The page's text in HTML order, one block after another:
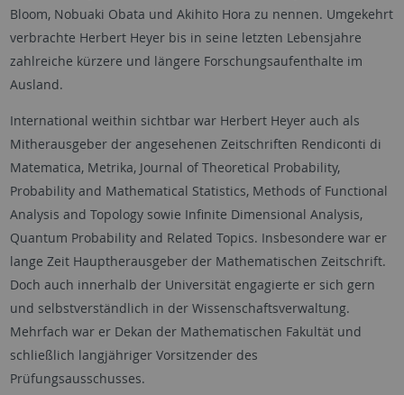
Bloom, Nobuaki Obata und Akihito Hora zu nennen. Umgekehrt
verbrachte Herbert Heyer bis in seine letzten Lebensjahre
zahlreiche kürzere und längere Forschungsaufenthalte im
Ausland.
International weithin sichtbar war Herbert Heyer auch als
Mitherausgeber der angesehenen Zeitschriften Rendiconti di
Matematica, Metrika, Journal of Theoretical Probability,
Probability and Mathematical Statistics, Methods of Functional
Analysis and Topology sowie Infinite Dimensional Analysis,
Quantum Probability and Related Topics. Insbesondere war er
lange Zeit Hauptherausgeber der Mathematischen Zeitschrift.
Doch auch innerhalb der Universität engagierte er sich gern
und selbstverständlich in der Wissenschaftsverwaltung.
Mehrfach war er Dekan der Mathematischen Fakultät und
schließlich langjähriger Vorsitzender des
Prüfungsausschusses.